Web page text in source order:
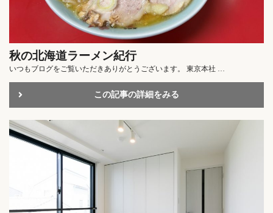
秋の北海道ラーメン紀行
いつもブログをご覧いただきありがとうございます。 東京本社 …
この記事の詳細をみる